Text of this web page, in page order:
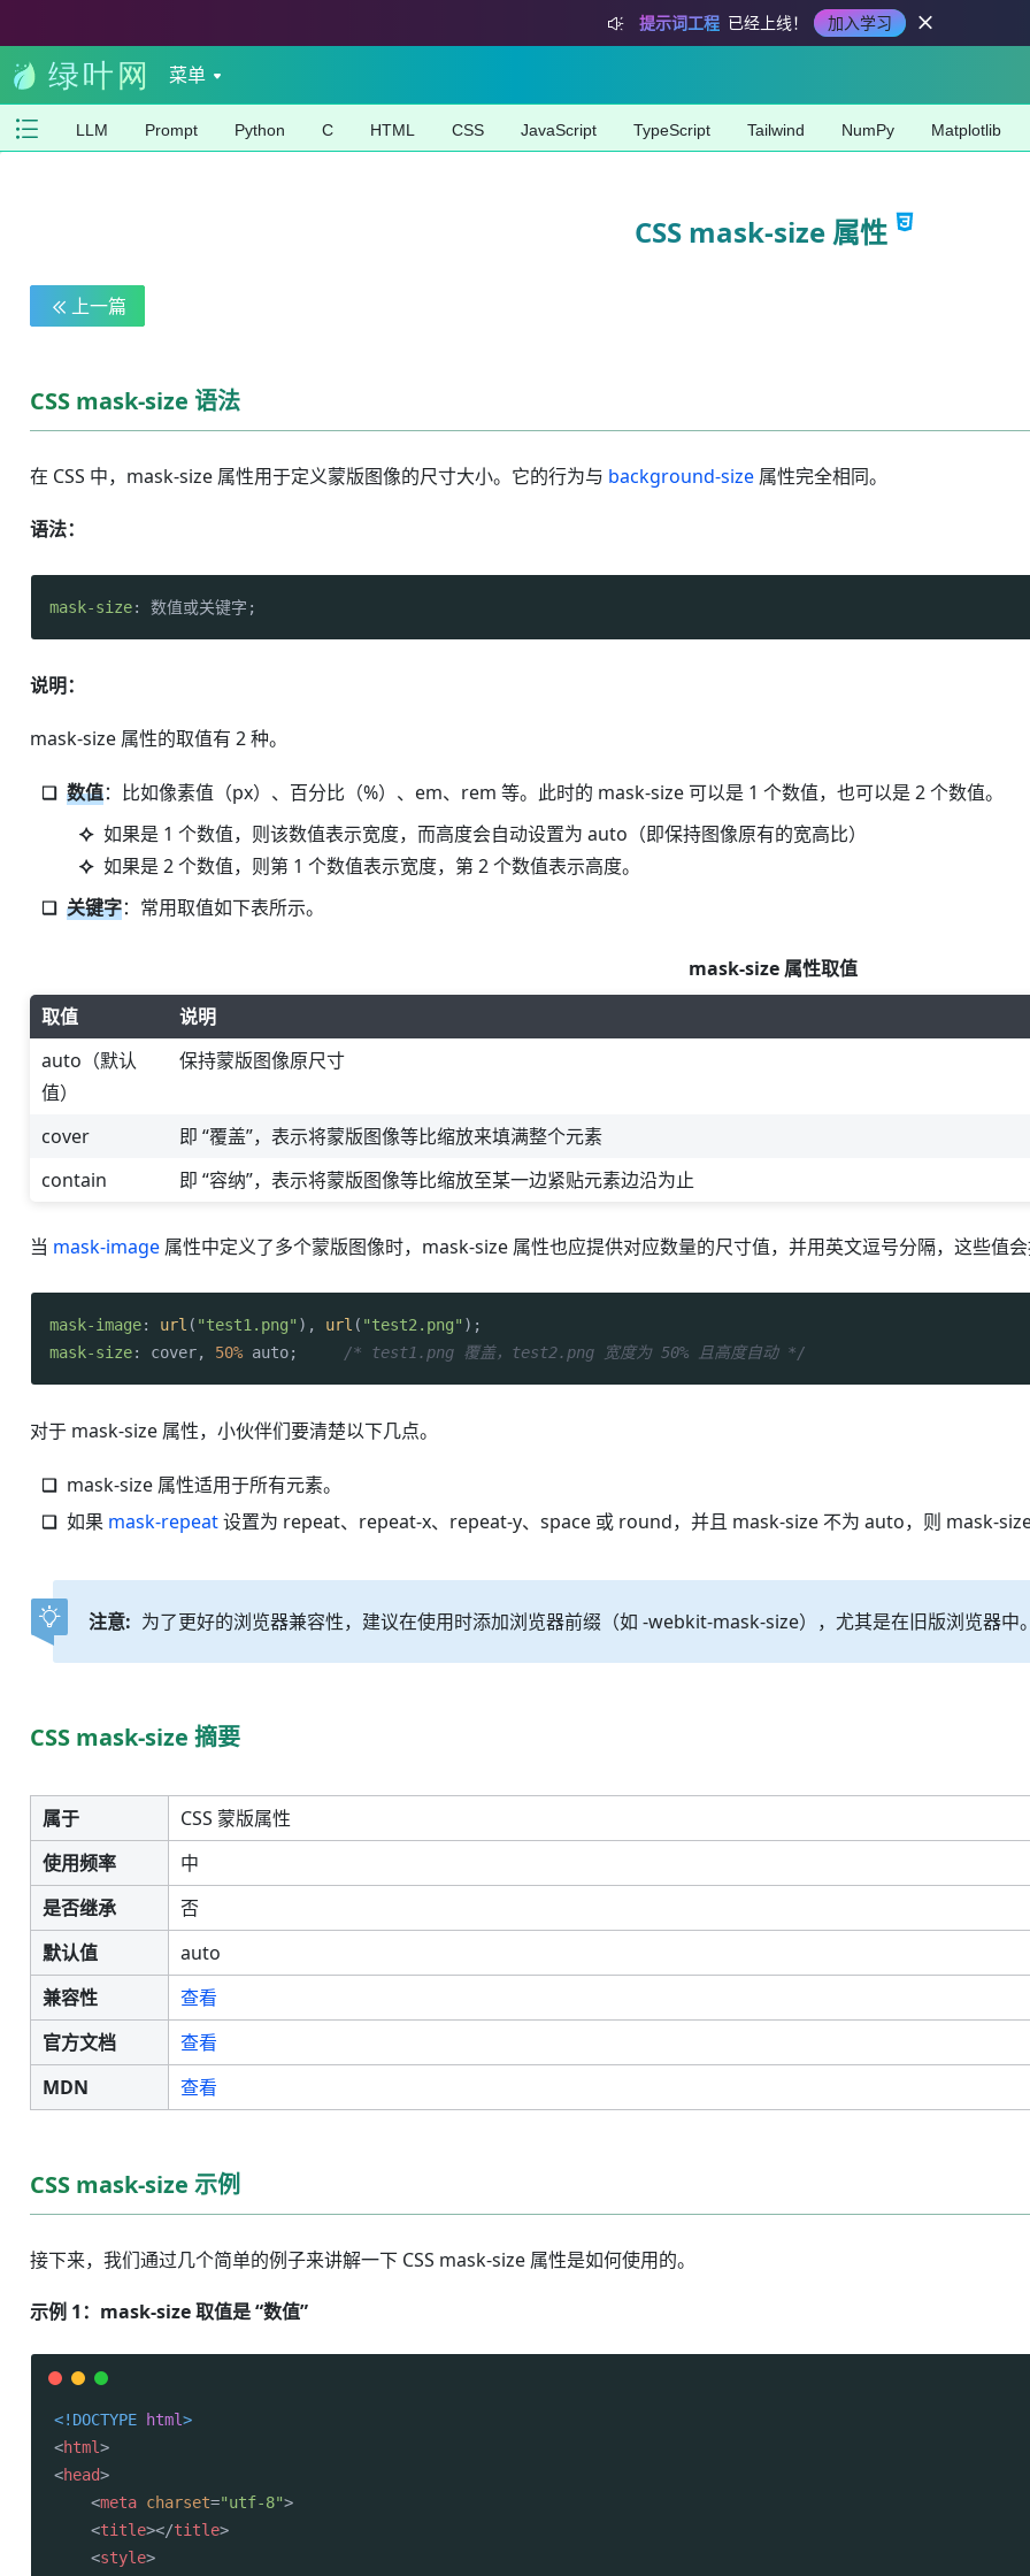
提示词工程 已经上线！ 加入学习
菜单
LLM Prompt Python C HTML CSS JavaScript TypeScript Tailwind NumPy Matplotlib
CSS mask-size 属性
上一篇
CSS mask-size 语法
在 CSS 中，mask-size 属性用于定义蒙版图像的尺寸大小。它的行为与 background-size 属性完全相同。
语法：
mask-size: 数值或关键字;
说明：
mask-size 属性的取值有 2 种。
数值：比如像素值（px）、百分比（%）、em、rem 等。此时的 mask-size 可以是 1 个数值，也可以是 2 个数值。
如果是 1 个数值，则该数值表示宽度，而高度会自动设置为 auto（即保持图像原有的宽高比）
如果是 2 个数值，则第 1 个数值表示宽度，第 2 个数值表示高度。
关键字：常用取值如下表所示。
mask-size 属性取值
取值
说明
auto（默认
值）
保持蒙版图像原尺寸
cover
即 “覆盖”，表示将蒙版图像等比缩放来填满整个元素
contain
即 “容纳”，表示将蒙版图像等比缩放至某一边紧贴元素边沿为止
当 mask-image 属性中定义了多个蒙版图像时，mask-size 属性也应提供对应数量的尺寸值，并用英文逗号分隔，这些值
mask-image: url ( "test1.png" ), url ( "test2.png"
mask-size: cover, 50% auto; /* test1.png 覆盖，test2.png 宽度为 50% 且高度自动 */
对于 mask-size 属性，小伙伴们要清楚以下几点。
mask-size 属性适用于所有元素。
如果 mask-repeat设置为 repeat、repeat-x、repeat-y、space 或 round，并且 mask-size 不为 auto，则 mask-
注意: 为了更好的浏览器兼容性，建议在使用时添加浏览器前缀（如 -webkit-mask-size），尤其是在旧版浏览器中
CSS mask-size 摘要
属于
CSS 蒙版属性
使用频率
中
是否继承
否
默认值
auto
兼容性
查看
官方文档
查看
MDN
查看
CSS mask-size 示例
接下来，我们通过几个简单的例子来讲解一下 CSS mask-size 属性是如何使用的。
示例 1：mask-size 取值是 “数值”
<!DOCTYPE html>
<html>
<head>
<meta charset="utf-8">
<title></title>
<style>